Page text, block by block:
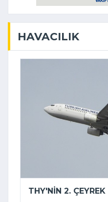
HAVACILIK
THY'NIN 2. ÇEYREK